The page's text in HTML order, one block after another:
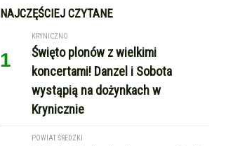
NAJCZĘŚCIEJ CZYTANE
1
KRYNICZNO
Święto plonów z wielkimi
koncertami! Danzel i Sobota
wystąpią na dożynkach w
Krynicznie
POWIAT ŚREDZKI